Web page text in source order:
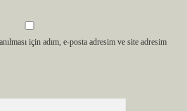
için adım, e-posta adresim ve site adresim